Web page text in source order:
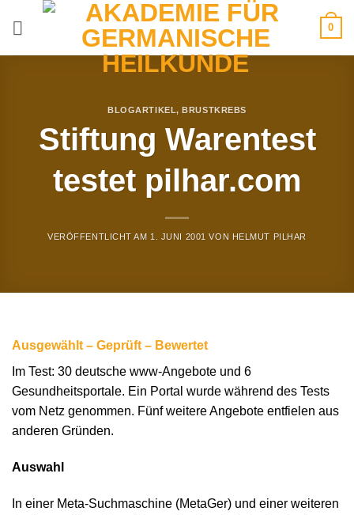
0
BLOGARTIKEL,BRUSTKREBS
Stiftung Warentest
testet pilhar.com
VERÖFFENTLICHT AM 1. JUNI 2001 VON HELMUT PILHAR
Ausgewählt – Geprüft – Bewertet
Im Test: 30 deutsche www-Angebote und 6
Gesundheitsportale. Ein Portal wurde während des Tests
vom Netz genommen. Fünf weitere Angebote entfielen aus
anderen Gründen.
Auswahl
In einer Meta-Suchmaschine (MetaGer) und einer weiteren